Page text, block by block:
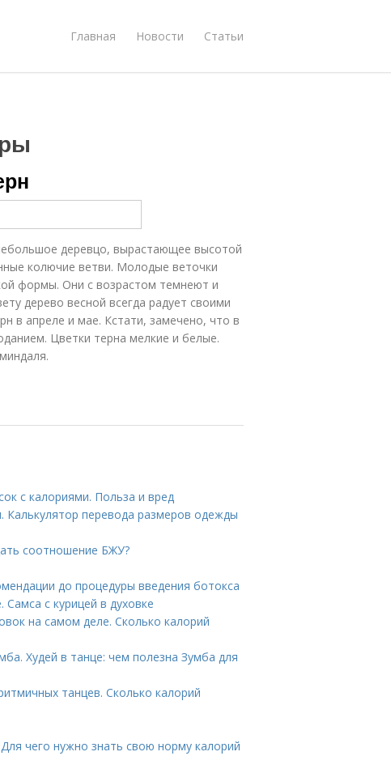
Главная Новости Статьи
деревцо, вырастающее высотой
колючие ветви. Молодые веточки
формы. Они с возрастом темнеют и
дерево весной всегда радует своими
в апреле и мае. Кстати, замечено, что в
Цветки терна мелкие и белые.
с калориями. Польза и вред
перевода размеров одежды
соотношение БЖУ?
до процедуры введения ботокса
Самса с курицей в духовке
на самом деле. Сколько калорий
Худей в танце: чем полезна Зумба для
танцев. Сколько калорий
чего нужно знать свою норму калорий